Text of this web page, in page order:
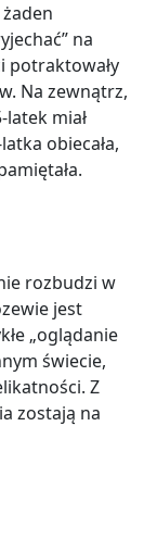
na
potraktowały
Na zewnątrz,
latek miał
obiecała,
rozbudzi w
jest
„oglądanie
świecie,
Z
zostają na